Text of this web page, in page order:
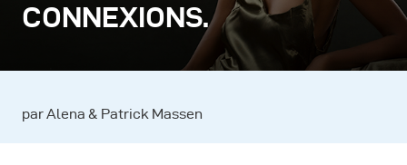
CONNEXIONS.
par Alena & Patrick Massen